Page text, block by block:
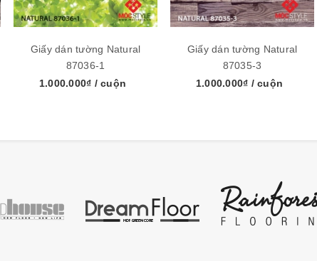
Giấy dán tường Natural
87036-1
1.000.000₫ / cuộn
Giấy dán tường Natural
87035-3
1.000.000₫ / cuộn